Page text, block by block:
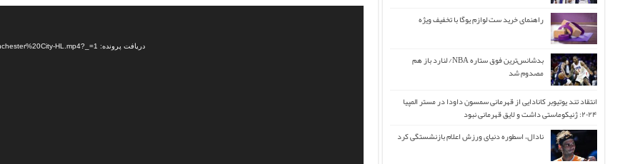
دریافت پرونده: https://dl.sportdownload.ir/video/football/95.09/highlight/Burnley%201-2%20Manchester%20City-HL.mp4?_=1
راهنمای خرید ست لوازم یوگا با تخفیف ویژه
بدشانس‌ترین فوق ستاره NBA/ لنارد باز هم
مصدوم شد
انتقاد تند یوتیوبر کانادایی از قهرمانی سمسون داودا در مستر المپیا
۲۰۲۴: ژنیکوماستی داشت و لایق قهرمانی نبود
نادال، اسطوره دنیای ورزش اعلام بازنشستگی کرد